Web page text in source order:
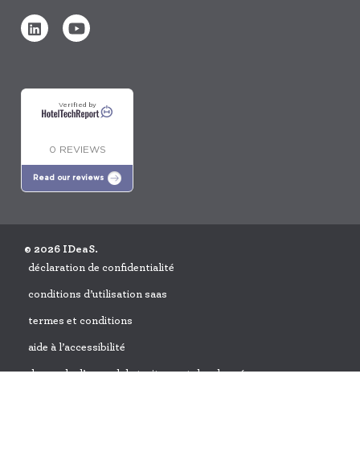
Verified by
0 REVIEWS
Read our reviews
© 2026 IDeaS.
déclaration de confidentialité
conditions d’utilisation saas
termes et conditions
aide à l’accessibilité
demande d’accord de traitement des données